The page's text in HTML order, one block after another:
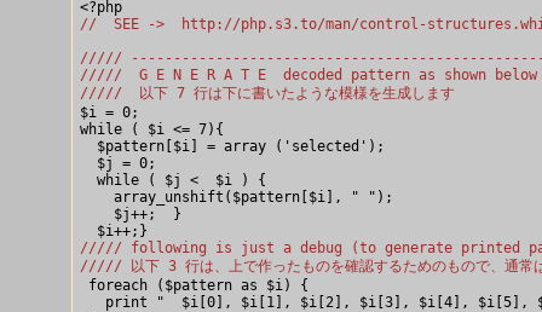
//  SEE ->  http://php.s3.to/man/control-
/////
/////  G E N E R A T E  decoded pattern as shown below
/////  以下 7 行は下に書いたような模様を生成します
$i = 0;
while ( $i <= 7){
  $pattern[$i] = array ('selected');
  $j = 0;
  while ( $j <  $i ) {
    array_unshift($pattern[$i], " ");
    $j++;  }
///// following is just a debug (to generate printed
///// 以下 3 行は、上で作ったものを確認するためのもので、通常
foreach ($pattern as $i) {
print "  $i[0], $i[1], $i[2], $i[3], $i[4], $i[5],